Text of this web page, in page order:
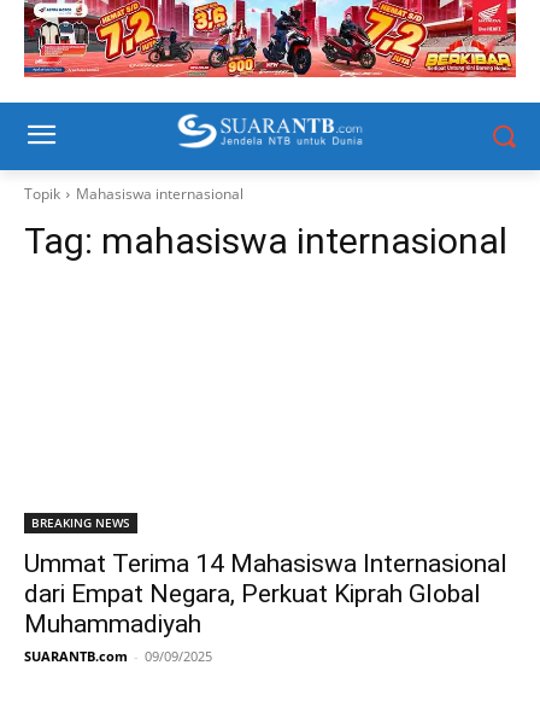
Topik Mahasiswa internasional
Tag: mahasiswa internasional
BREAKING NEWS
Ummat Terima 14 Mahasiswa Internasional
dari Empat Negara, Perkuat Kiprah Global
Muhammadiyah
SUARANTB.com - 09/09/2025